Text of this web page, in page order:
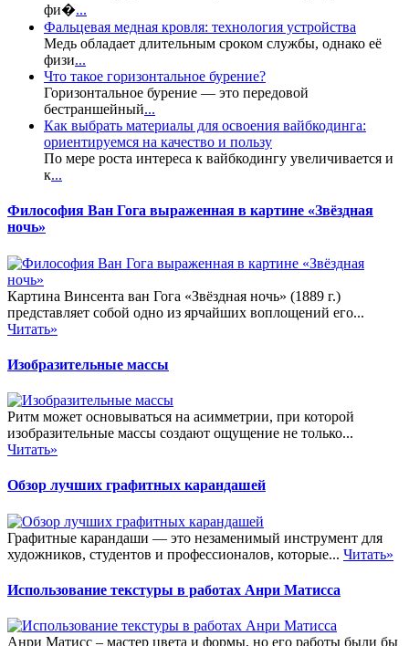
фи�...
Фальцевая медная кровля: технология устройства
Медь обладает длительным сроком службы, однако её
физи...
Что такое горизонтальное бурение?
Горизонтальное бурение — это передовой
бестраншейный...
Как выбрать материалы для освоения вайбкодинга:
ориентируемся на качество и пользу
По мере роста интереса к вайбкодингу увеличивается и
к...
Философия Ван Гога выраженная в картине «Звёздная
ночь»
Картина Винсента ван Гога «Звёздная ночь» (1889 г.)
представляет собой одно из ярчайших воплощений его...
Читать»
Изобразительные массы
Ритм может основываться на асимметрии, при которой
изобразительные массы создают ощущение не только...
Читать»
Обзор лучших графитных карандашей
Графитные карандаши — это незаменимый инструмент для
художников, студентов и профессионалов, которые... Читать»
Использование текстуры в работах Анри Матисса
Анри Матисс – мастер цвета и формы, но его работы были бы